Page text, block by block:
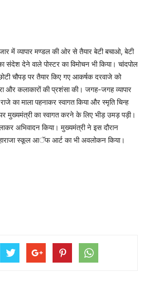
में व्यापार मण्डल की ओर से तैयार बेटी बचाओ, बेटी
संदेश देने वाले पोस्टर का विमोचन भी किया। चांदपोल
छोटी चौपड़ पर तैयार किए गए आकर्षक दरवाजे को
और कलाकारों की प्रशंसा की। जगह-जगह व्यापार
का माला पहनाकर स्वागत किया और स्मृति चिन्ह
मुख्यमंत्री का स्वागत करने के लिए भीड़ उमड़ पड़ी।
अभिवादन किया। मुख्यमंत्री ने इस दौरान
स्कूल आॅफ आर्ट का भी अवलोकन किया।